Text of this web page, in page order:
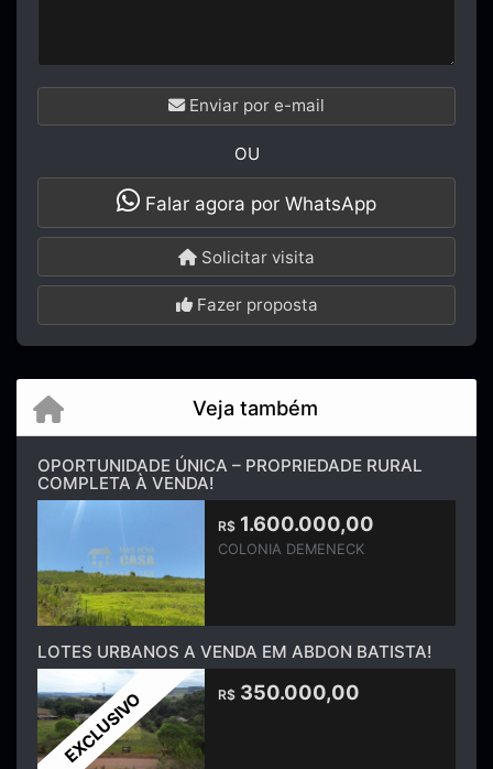
Enviar por e-mail
OU
Falar agora por WhatsApp
Solicitar visita
Fazer proposta
Veja também
OPORTUNIDADE ÚNICA – PROPRIEDADE RURAL
COMPLETA À VENDA!
R$ 1.600.000,00
COLONIA DEMENECK
LOTES URBANOS A VENDA EM ABDON BATISTA!
EXCLUSIVO R$ 350.000,00